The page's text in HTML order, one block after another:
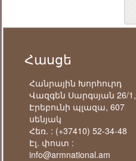
Հասցե
Հանրային Խորհուրդ
Վազգեն Սարգսյան 26/1,
Էրեբունի պլազա, 607
սենյակ
Հեռ. : (+37410) 52-34-48
Էլ. փոստ :
info@armnational.am